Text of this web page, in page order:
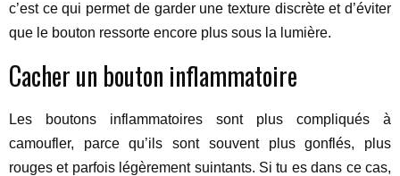
c’est ce qui permet de garder une texture discrète et d’éviter
que le bouton ressorte encore plus sous la lumière.
Cacher un bouton inflammatoire
Les boutons inflammatoires sont plus compliqués à
camoufler, parce qu’ils sont souvent plus gonflés, plus
rouges et parfois légèrement suintants. Si tu es dans ce cas,